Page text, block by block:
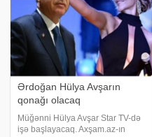
Ərdoğan Hülya Avşarın
qonağı olacaq
Müğənni Hülya Avşar Star TV-də
işə başlayacaq. Axşam.az-ın